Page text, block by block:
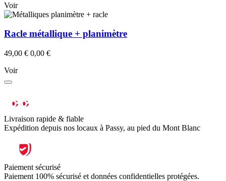
Voir
Racle métallique + planimètre
49,00 € 0,00 €
Voir
Livraison rapide & fiable
Expédition depuis nos locaux à Passy, au pied du Mont Blanc
Paiement sécurisé
Paiement 100% sécurisé et données confidentielles protégées.